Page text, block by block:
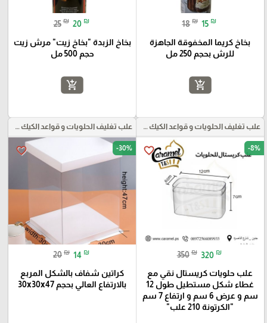
18 ₪ 15 ₪
بخاخ كريما المخفوقة الجاهزة
للرش بحجم 250 مل
add_shopping_cart
25 ₪ 20 ₪
بخاخ الزبدة "بخاخ زيت" مرش زيت
حجم 500 مل
add_shopping_cart
علب تغليف الحلويات و قواعد الكيك و علب بلاستيكية بأنواعها
favorite_border -8%
350 ₪ 320 ₪
علب حلويات كريستال نقي مع
غطاء شكل مستطيل طول 12
سم و عرض 6 سم و ارتفاع 7 سم
"الكرتونة 210 علب"
علب تغليف الحلويات و قواعد الكيك و علب بلاستيكية بأنواعها
favorite_border -30%
20 ₪ 14 ₪
كراتين شفاف بالشكل المربع
بالارتفاع العالي بحجم 30x30x47